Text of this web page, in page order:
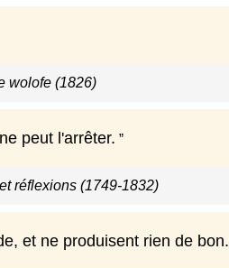
wolofe (1826)
peut l'arrêter.
réflexions (1749-1832)
et ne produisent rien de bon.